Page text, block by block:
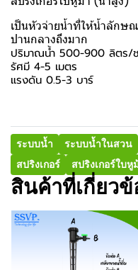
เป็นหัวจ่ายน้ำที่ให้น้ำลักษ
ปานกลางถึงมาก
ปริมาณน้ำ 500-900 ลิตร/
รัศมี 4-5 เมตร
แรงดัน 0.5-3 บาร์
ระบบน้ำ ระบบน้ำในสวน
สปริงเกอร์
สปริงเกอร์ใบ
สินค้าที่เกี่ยวข้